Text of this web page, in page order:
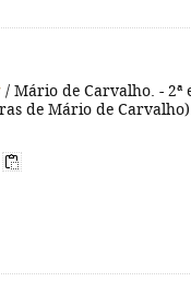
/ Mário de Carvalho. - 2ª
de Mário de